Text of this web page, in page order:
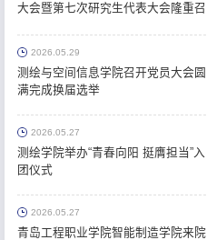
大会暨第七次研究生代表大会隆重召
2026.05.29
测绘与空间信息学院召开党员大会圆
满完成换届选举
2026.05.27
测绘学院举办“青春向阳 挺膺担当”入
团仪式
2026.05.27
青岛工程职业学院智能制造学院来院